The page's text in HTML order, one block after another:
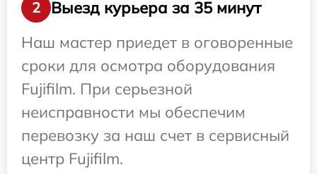
2
Выезд курьера за 35 минут
Наш мастер приедет в оговоренные
сроки для осмотра оборудования
Fujifilm. При серьезной
неисправности мы обеспечим
перевозку за наш счет в сервисный
центр Fujifilm.